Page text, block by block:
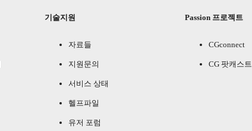
기술지원
자료들
지원문의
서비스 상태
헬프파일
유저 포럼
Passion 프로젝트
CGconnect
CG 팟캐스트